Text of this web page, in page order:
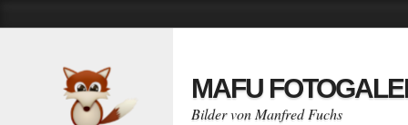
MAFU
Bilder von Manfred Fuchs